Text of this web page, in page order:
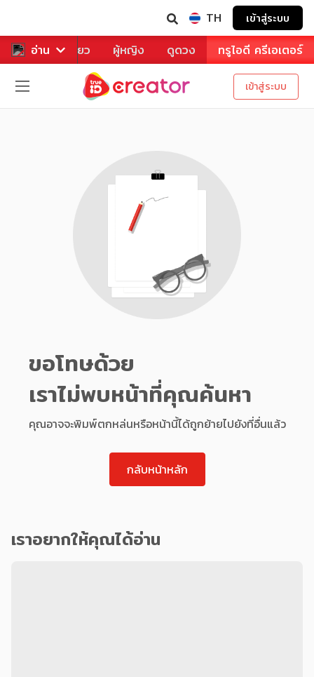
TH เข้าสู่ระบบ
อ่าน
หาร ท่องเที่ยว ผู้หญิง ดูดวง ทรูไอดี ครีเอเตอร์
เข้าสู่ระบบ
ขอโทษด้วย
เราไม่พบหน้าที่คุณค้นหา
คุณอาจจะพิมพ์ตกหล่นหรือหน้านี้ได้ถูกย้ายไปยังที่อื่นแล้ว
กลับหน้าหลัก
เราอยากให้คุณได้อ่าน